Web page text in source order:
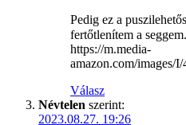
Pedig ez a
fertőtlenítem a
https://m.media-
amazon.com/
Válasz
Névtelen szerint:
2023.08.27. 19:26